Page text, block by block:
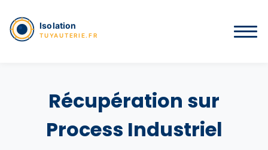
Récupération sur
Process Industriel